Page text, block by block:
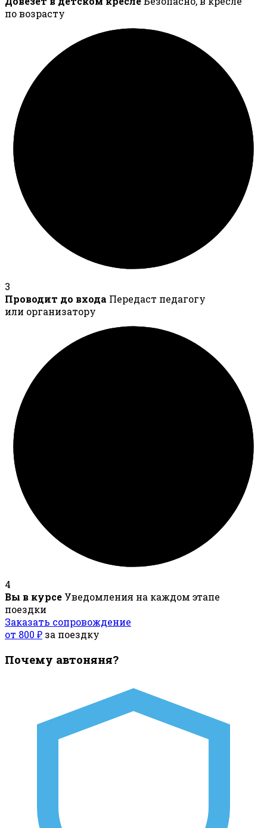
по возрасту
3
Проводит до входа Передаст педагогу
или организатору
4
Вы в курсе Уведомления на каждом этапе
поездки
Заказать сопровождение
от 800 ₽ за поездку
Почему автоняня?